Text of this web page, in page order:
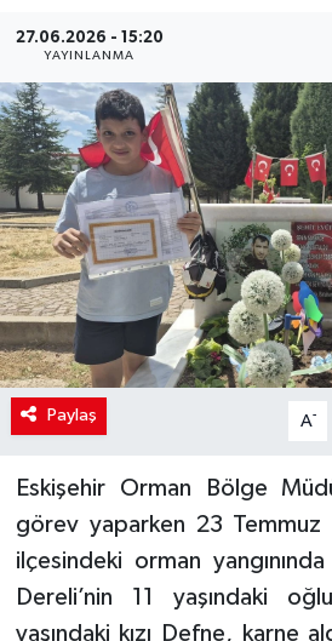
27.06.2026 - 15:20
YAYINLANMA
Paylaş A-
Eskişehir Orman Bölge
görev yaparken 23
ilçesindeki orman
Dereli’nin 11 yaşındaki
yaşındaki kızı Defne, karne